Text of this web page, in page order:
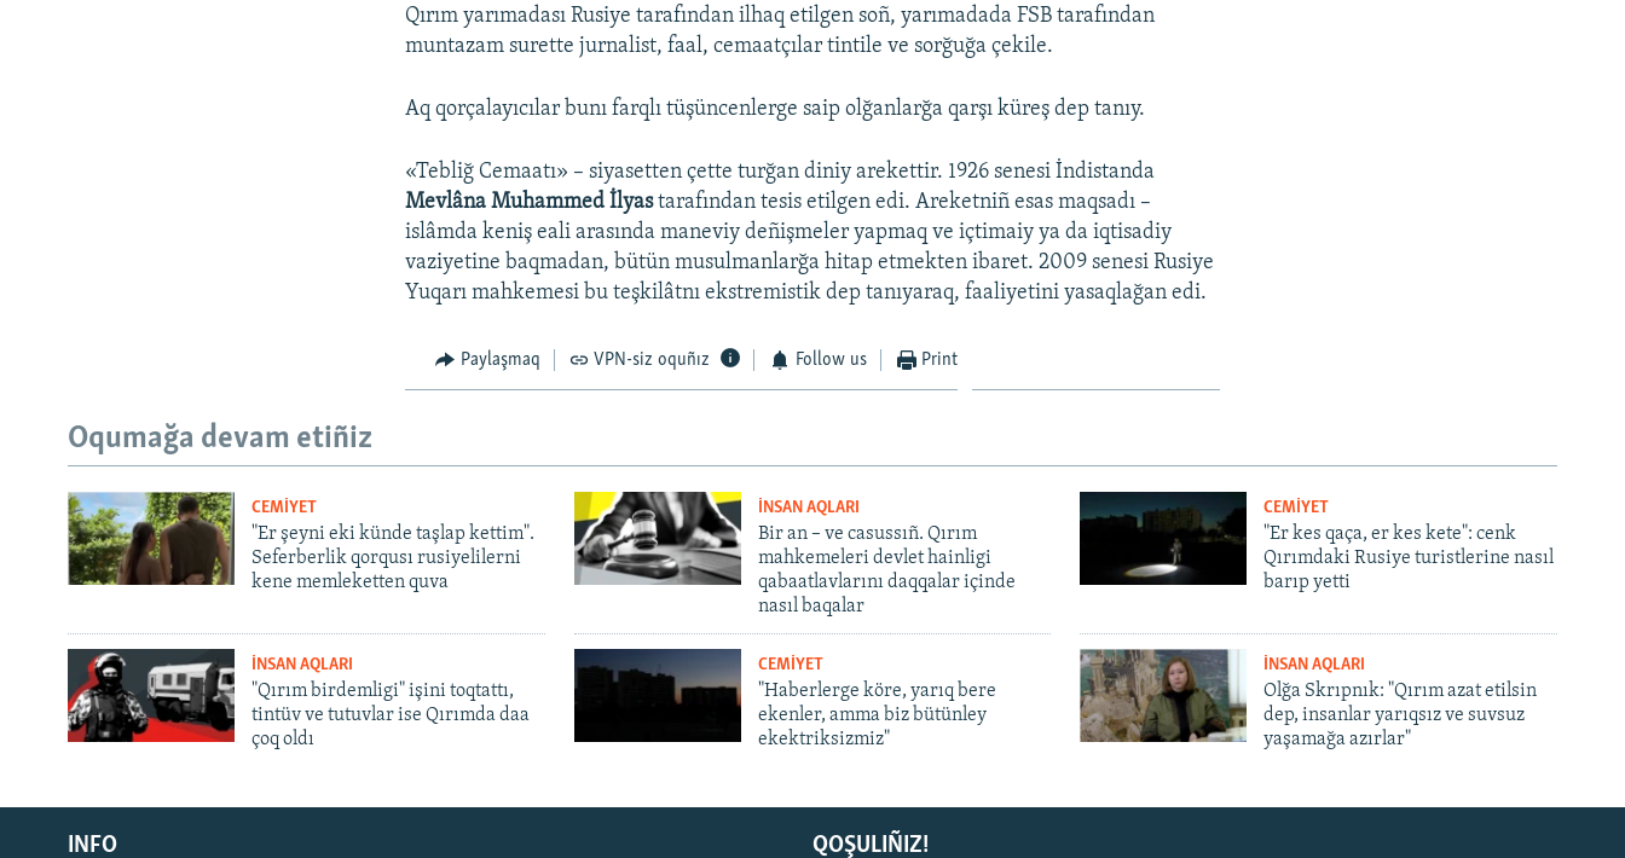
Русский
Українською
Qırım yarımadası Rusiye tarafından ilhaq etilgen soñ, yarımadada FSB tarafından
muntazam surette jurnalist, faal, cemaatçılar tintile ve sorğuğa çekile.
Aq qorçalayıcılar bunı farqlı tüşüncenlerge saip olğanlarğa qarşı küreş dep tanıy.
«Tebliğ Cemaatı» – siyasetten çette turğan diniy arekettir. 1926 senesi İndistanda
Mevlâna Muhammed İlyastarafından tesis etilgen edi. Areketniñ esas maqsadı –
islâmda keniş eali arasında maneviy deñişmeler yapmaq ve içtimaiy ya da iqtisadiy
vaziyetine baqmadan, bütün musulmanlarğa hitap etmekten ibaret. 2009 senesi Rusiye
Yuqarı mahkemesi bu teşkilâtnı ekstremistik dep tanıyaraq, faaliyetini yasaqlağan edi.
Paylaşmaq VPN-siz oquñız Follow us Print
Oqumağa devam etiñiz
CEMİYET
"Er şeyni eki künde taşlap kettim".
Seferberlik qorqusı rusiyelilerni
kene memleketten quva
İNSAN AQLARI
Bir an – ve casussıñ. Qırım
mahkemeleri devlet hainligi
qabaatlavlarını daqqalar içinde
nasıl baqalar
CEMİYET
"Er kes qaça, er kes kete": cenk
Qırımdaki Rusiye turistlerine nasıl
barıp yetti
İNSAN AQLARI
"Qırım birdemligi" işini toqtattı,
tintüv ve tutuvlar ise Qırımda daa
çoq oldı
CEMİYET
"Haberlerge köre, yarıq bere
ekenler, amma biz bütünley
ekektriksizmiz"
İNSAN AQLARI
Olğa Skrıpnık: "Qırım azat etilsin
dep, insanlar yarıqsız ve suvsuz
yaşamağa azırlar"
QOŞULIÑIZ!
INFO